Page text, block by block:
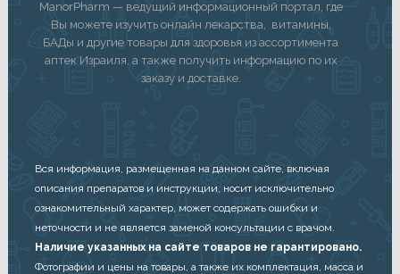
ManorPharm — ведущий информационный портал, где
Вы можете изучить онлайн лекарства, витамины,
БАДы и другие товары для здоровья из ассортимента
аптек Израиля, а также получить информацию по их
заказу и доставке.
Вся информация, размещенная на данном сайте, включая
описания препаратов и инструкции, носит исключительно
ознакомительный характер, может содержать ошибки и
неточности и не является заменой консультации с врачом.
Наличие указанных на сайте товаров не гарантировано.
Фотографии и цены на товары, а также их комплектация, масса и